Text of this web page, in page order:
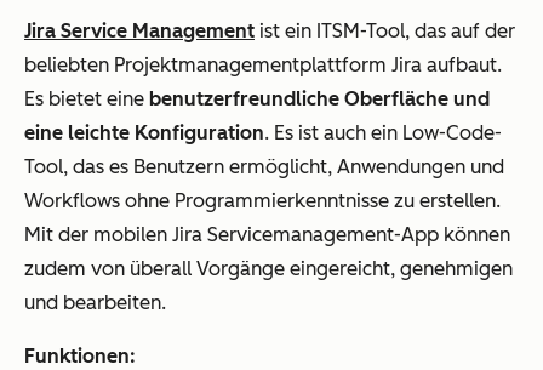
Jira Service Management ist ein ITSM-Tool, das auf der
beliebten Projektmanagementplattform Jira aufbaut.
Es bietet eine benutzerfreundliche Oberfläche und
eine leichte Konfiguration. Es ist auch ein Low-Code-
Tool, das es Benutzern ermöglicht, Anwendungen und
Workflows ohne Programmierkenntnisse zu erstellen.
Mit der mobilen Jira Servicemanagement-App können
zudem von überall Vorgänge eingereicht, genehmigen
und bearbeiten.
Funktionen: